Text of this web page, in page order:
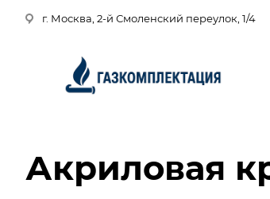
г. Москва, 2-й Смоленский переулок, 1/4
Акриловая